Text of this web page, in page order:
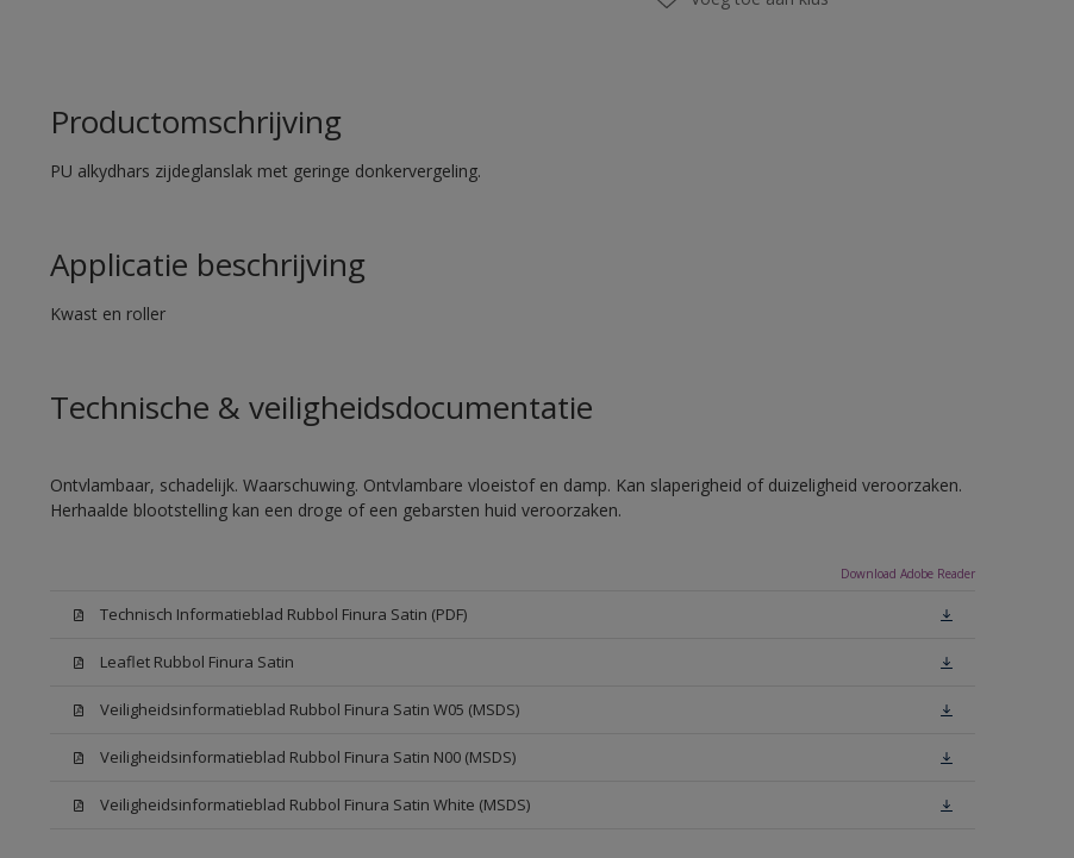
Productomschrijving
PU alkydhars zijdeglanslak met geringe donkervergeling.
Applicatie beschrijving
Kwast en roller
Technische & veiligheidsdocumentatie
Ontvlambaar, schadelijk. Waarschuwing. Ontvlambare vloeistof en damp. Kan slaperigheid of duizeligheid veroorzaken.
Herhaalde blootstelling kan een droge of een gebarsten huid veroorzaken.
Download Adobe Reader
Technisch Informatieblad Rubbol Finura Satin (PDF)
Leaflet Rubbol Finura Satin
Veiligheidsinformatieblad Rubbol Finura Satin W05 (MSDS)
Veiligheidsinformatieblad Rubbol Finura Satin N00 (MSDS)
Veiligheidsinformatieblad Rubbol Finura Satin White (MSDS)